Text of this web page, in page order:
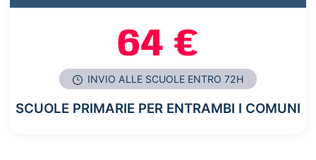
64 €
INVIO ALLE SCUOLE ENTRO 72H
SCUOLE PRIMARIE PER ENTRAMBI I COMUNI